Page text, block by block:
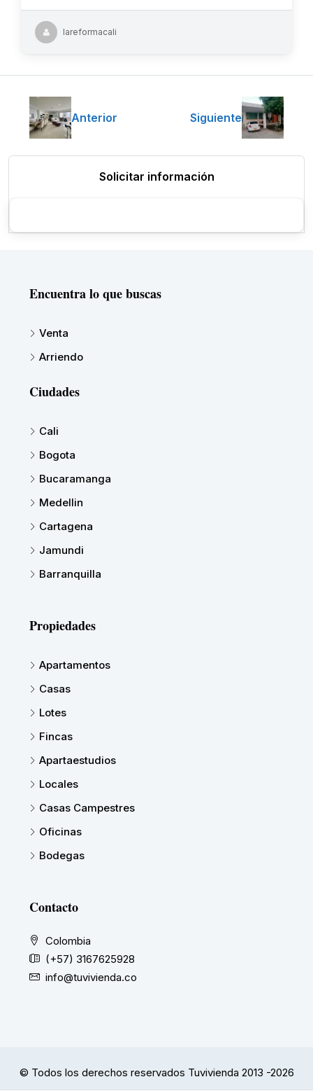
lareformacali
Anterior Siguiente
Solicitar información
Encuentra lo que buscas
Venta
Arriendo
Ciudades
Cali
Bogota
Bucaramanga
Medellin
Cartagena
Jamundi
Barranquilla
Propiedades
Apartamentos
Casas
Lotes
Fincas
Apartaestudios
Locales
Casas Campestres
Oficinas
Bodegas
Contacto
Colombia
(+57) 3167625928
info@tuvivienda.co
© Todos los derechos reservados Tuvivienda 2013 -2026